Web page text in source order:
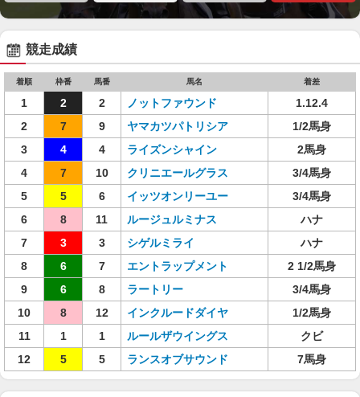
競走成績
着順 枠番 馬番 馬名 着差
1 2 2 ノットファウンド
1.12.4
2
7 9 ヤマカツパトリシア
1/2馬身
3
4 4 ライズンシャイン
2馬身
4
7 10 クリニエールグラス
3/4馬身
5
5 6 イッツオンリーユー
3/4馬身
6
8 11 ルージュルミナス
ハナ
7
3 3 シゲルミライ
ハナ
8
6 7 エントラップメント
2 1/2馬身
9
6 8 ラートリー
3/4馬身
10
8 12 インクルードダイヤ
1/2馬身
11
1 1 ルールザウイングス
クビ
12
5 5 ランスオブサウンド 7馬身